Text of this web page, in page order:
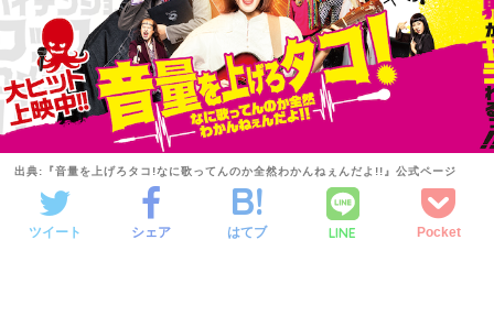
出典:『音量を上げろタコ!なに歌ってんのか全然わかんねぇんだよ!!』公式ページ
ツイート シェア はてブ LINE Pocket